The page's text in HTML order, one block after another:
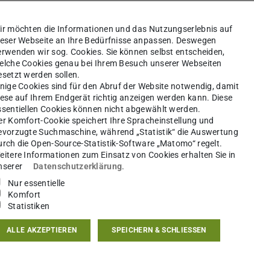
Darmstadt, Prof. Dr. Tanja Brühl
Körperschaft des öffentlichen
(Hessisches Hochschulgesetz vom 14.
Treten des TU Darmstadt-Gesetzes (Gesetz
Universität Darmstadt vom 05.
14. Dezember 2009, GVBl. I S. 699) ist sie
möchten die Informationen und das Nutzungserlebnis auf
Webseite an Ihre Bedürfnisse anpassen. Deswegen
wir sog. Cookies. Sie können selbst entscheiden,
Cookies genau bei Ihrem Besuch unserer Webseiten
werden sollen.
Cookies sind für den Abruf der Website notwendig, damit
auf Ihrem Endgerät richtig anzeigen werden kann. Diese
Cookies können nicht abgewählt werden.
Komfort-Cookie speichert Ihre Spracheinstellung und
Suchmaschine, während „Statistik“ die Auswertung
die Open-Source-Statistik-Software „Matomo“ regelt.
Informationen zum Einsatz von Cookies erhalten Sie in
Datenschutzerklärung.
Nur essentielle
Komfort
Statistiken
ALLE AKZEPTIEREN SPEICHERN & SCHLIESSEN